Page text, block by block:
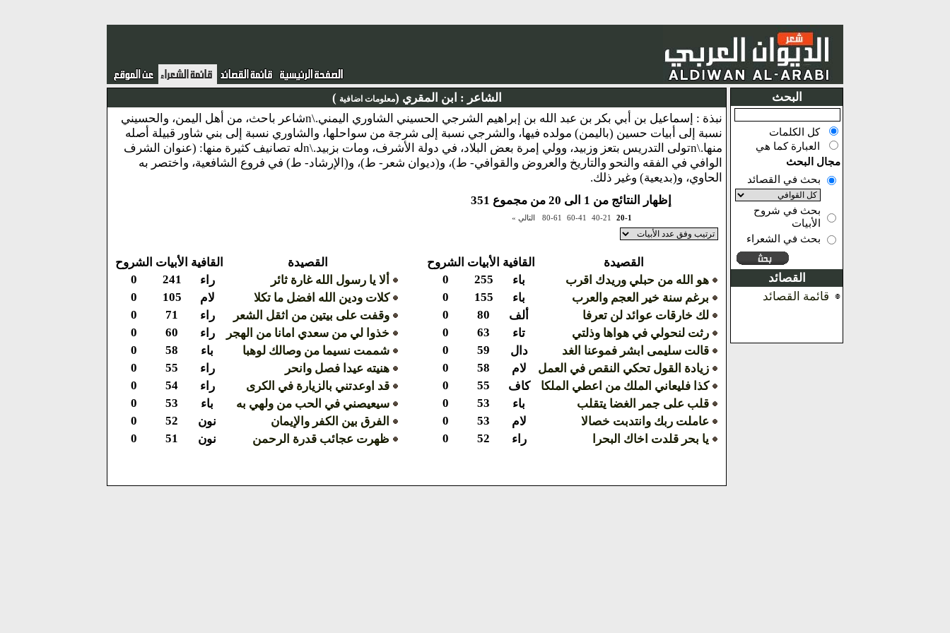
البحث
كل الكلمات
العبارة كما هي
مجال البحث
بحث في القصائد
بحث في شروح
الأبيات
بحث في الشعراء
القصائد
قائمة القصائد
الشاعر : ابن المقري (معلومات اضافية )
نبذة : إسماعيل بن أبي بكر بن عبد الله بن إبراهيم الشرجي الحسيني الشاوري اليمني.\nشاعر باحث، من أهل اليمن، والحسيني
نسبة إلى أبيات حسين (باليمن) مولده فيها، والشرجي نسبة إلى شرجة من سواحلها، والشاوري نسبة إلى بني شاور قبيلة أصله
منها.\nتولى التدريس بتعز وزبيد، وولي إمرة بعض البلاد، في دولة الأشرف، ومات بزبيد.\nله تصانيف كثيرة منها: (عنوان الشرف
الوافي في الفقه والنحو والتاريخ والعروض والقوافي- ط)، و(ديوان شعر- ط)، و(الإرشاد- ط) في فروع الشافعية، واختصر به
الحاوي، و(بديعية) وغير ذلك.
إظهار النتائج من 1 الى 20 من مجموع 351
20-1
40-21
60-41
80-61 التالي »
القصيدة القافية الأبيات الشروح القصيدة القافية الأبيات الشروح
هو الله من حبلي وريدك اقرب
باء 255
0 ألا يا رسول الله غارة ثائر راء 241
0
برغم سنة خير العجم والعرب
باء 155
0 كلات ودين الله افضل ما تكلا لام 105
0
لك خارقات عوائد لن تعرفا
ألف 80
0 وقفت على بيتين من اثقل الشعر راء 71
0
رثت لنحولي في هواها وذلتي
تاء 63
0 خذوا لي من سعدي امانا من الهجر راء 60
0
قالت سليمى ابشر فموعنا الغد
دال 59
0 شممت نسيما من وصالك لوهبا باء 58
0
زيادة القول تحكي النقص في العمل
لام 58
0 هنيته عيدا فصل وانحر راء 55
0
كذا فليعاني الملك من اعطي الملكا
كاف 55
0 قد اوعدتني بالزيارة في الكرى راء 54
0
قلب على جمر الغضا يتقلب
باء 53
0 سيعيصني في الحب من ولهي به باء 53
0
عاملت ربك وانتدبت خصالا
لام 53
0 الفرق بين الكفر والإيمان نون 52
0
يا بحر قلدت اخاك البحرا
راء 52
0 ظهرت عجائب قدرة الرحمن نون 51
0